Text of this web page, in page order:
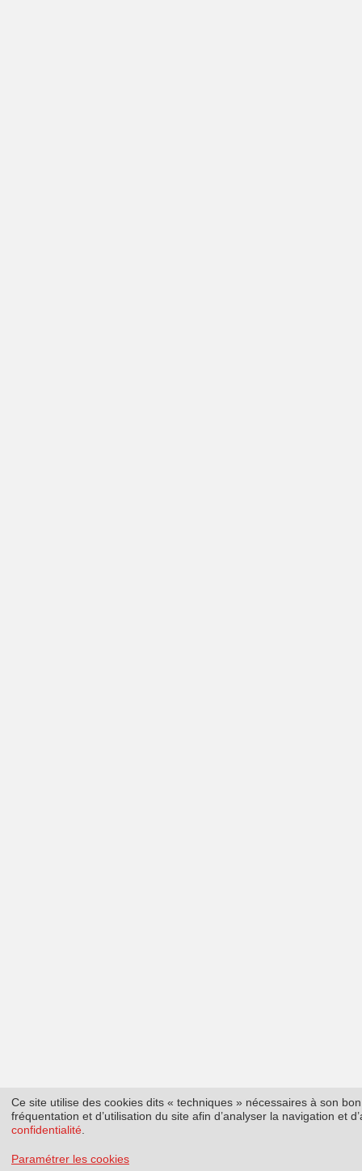
Ce site utilise des cookies dits « techniques » nécessaires à son
fréquentation et d’utilisation du site afin d’analyser la navigation et
confidentialité
Paramétrer les cookies